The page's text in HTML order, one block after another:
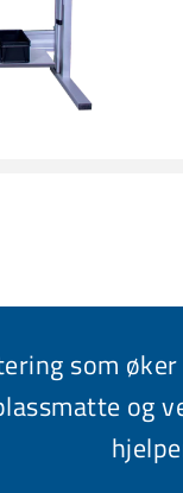
som
og